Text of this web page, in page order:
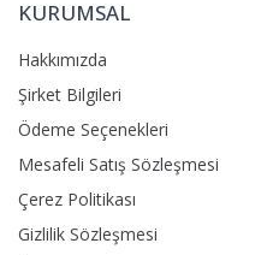
KURUMSAL
Hakkımızda
Şirket Bilgileri
Ödeme Seçenekleri
Mesafeli Satış Sözleşmesi
Çerez Politikası
Gizlilik Sözleşmesi